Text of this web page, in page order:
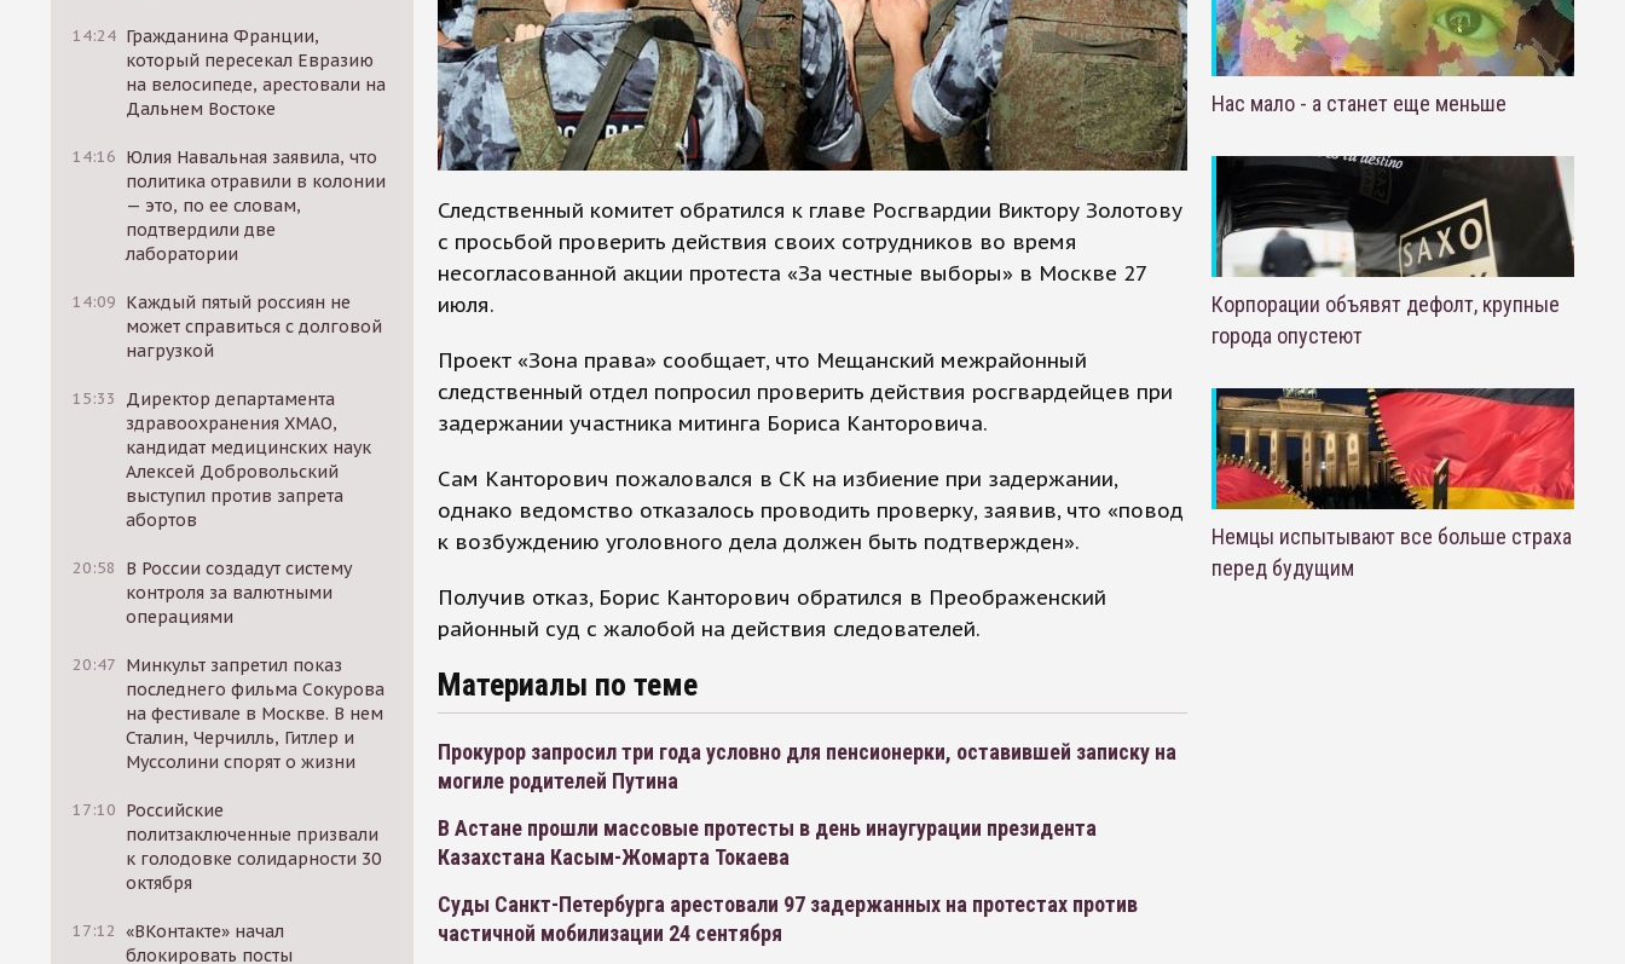
14:24 Гражданина Франции,
который пересекал Евразию
на велосипеде, арестовали на
Дальнем Востоке
14:16 Юлия Навальная заявила, что
политика отравили в колонии
— это, по ее словам,
подтвердили две
лаборатории
14:09 Каждый пятый россиян не
может справиться с долговой
нагрузкой
15:33
Директор департамента
здравоохранения ХМАО,
кандидат медицинских наук
Алексей Добровольский
выступил против запрета
абортов
20:58
В России создадут систему
контроля за валютными
операциями
20:47 Минкульт запретил показ
последнего фильма Сокурова
на фестивале в Москве. В нем
Сталин, Черчилль, Гитлер и
Муссолини спорят о жизни
17:10 Российские
политзаключенные призвали
к голодовке солидарности 30
октября
17:12 «ВКонтакте» начал
блокировать посты
Следственный комитет обратился к главе Росгвардии Виктору Золотову
с просьбой проверить действия своих сотрудников во время
несогласованной акции протеста «За честные выборы» в Москве 27
июля.
Проект «Зона права» сообщает, что Мещанский межрайонный
следственный отдел попросил проверить действия росгвардейцев при
задержании участника митинга Бориса Канторовича.
Сам Канторович пожаловался в СК на избиение при задержании,
однако ведомство отказалось проводить проверку, заявив, что «повод
к возбуждению уголовного дела должен быть подтвержден».
Получив отказ, Борис Канторович обратился в Преображенский
районный суд с жалобой на действия следователей.
Материалы по теме
Прокурор запросил три года условно для пенсионерки, оставившей записку на
могиле родителей Путина
В Астане прошли массовые протесты в день инаугурации президента
Казахстана Касым-Жомарта Токаева
Суды Санкт-Петербурга арестовали 97 задержанных на протестах против
частичной мобилизации 24 сентября
Нас мало - а станет еще меньше
Корпорации объявят дефолт, крупные
города опустеют
Немцы испытывают все больше страха
перед будущим